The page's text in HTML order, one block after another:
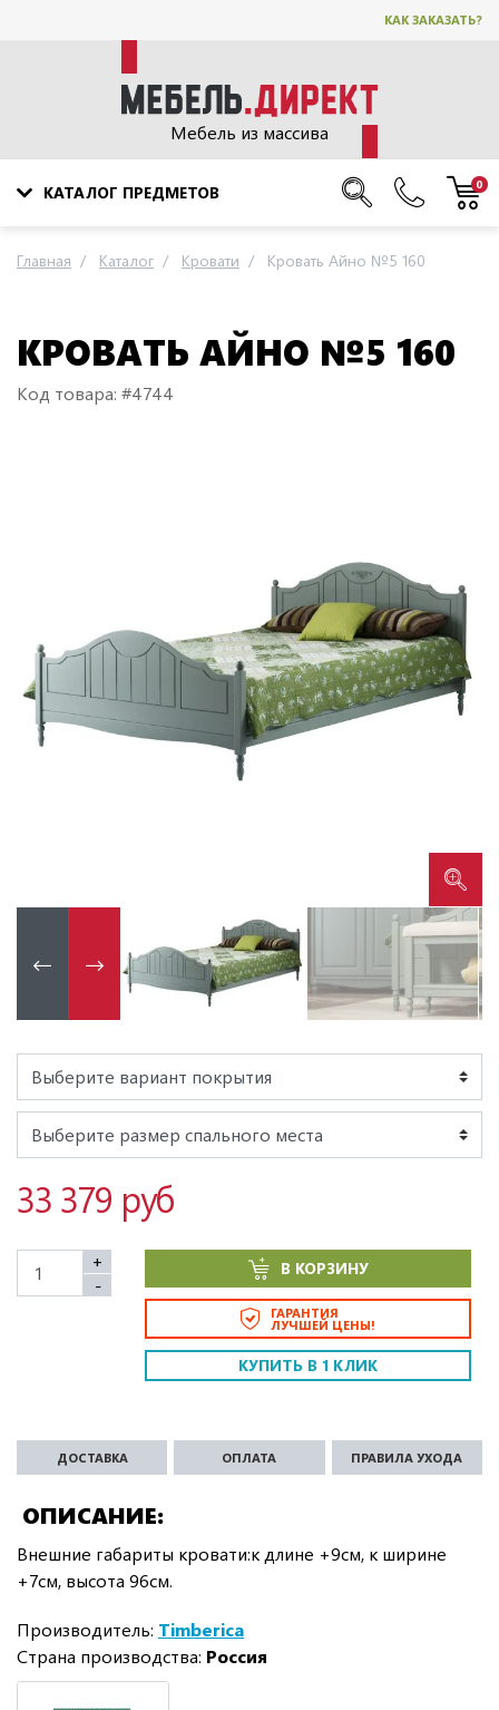
КАК ЗАКАЗАТЬ?
Мебель из массива
КАТАЛОГ ПРЕДМЕТОВ 0
Главная Каталог Кровати Кровать Айно №5 160
КРОВАТЬ АЙНО №5 160
Код товара: #4744
33 379 руб
+
-
В КОРЗИНУ
ГАРАНТИЯ
ЛУЧШЕЙ ЦЕНЫ!
КУПИТЬ В 1 КЛИК
ОПИСАНИЕ
ДОСТАВКА ОПЛАТА ПРАВИЛА УХОДА
Внешние габариты кровати:к длине +9см, к ширине
+7см, высота 96см.
Производитель: Timberica
Страна производства: Россия